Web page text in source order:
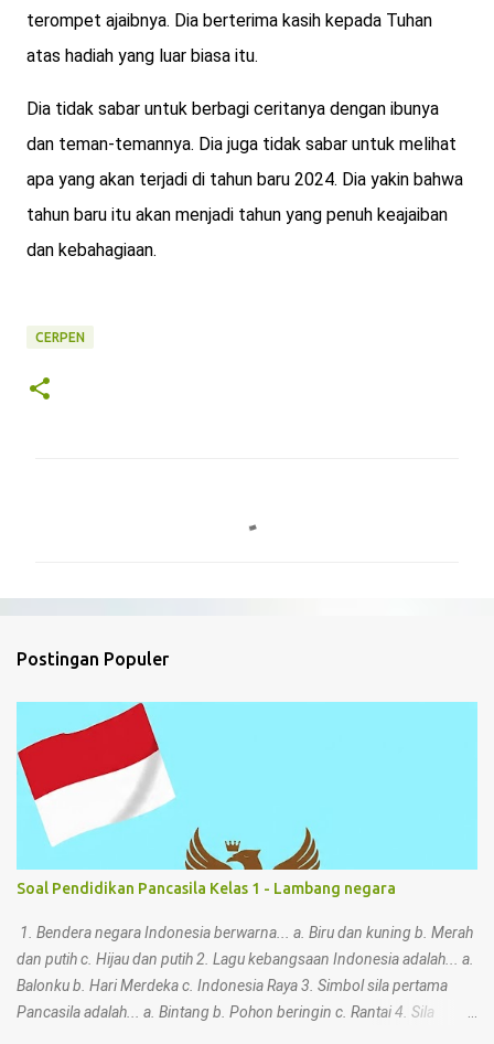
terompet ajaibnya. Dia berterima kasih kepada Tuhan
atas hadiah yang luar biasa itu.
Dia tidak sabar untuk berbagi ceritanya dengan ibunya
dan teman-temannya. Dia juga tidak sabar untuk melihat
apa yang akan terjadi di tahun baru 2024. Dia yakin bahwa
tahun baru itu akan menjadi tahun yang penuh keajaiban
dan kebahagiaan.
CERPEN
Postingan Populer
Soal Pendidikan Pancasila Kelas 1 - Lambang negara
1. Bendera negara Indonesia berwarna... a. Biru dan kuning b. Merah
dan putih c. Hijau dan putih 2. Lagu kebangsaan Indonesia adalah... a.
Balonku b. Hari Merdeka c. Indonesia Raya 3. Simbol sila pertama
Pancasila adalah... a. Bintang b. Pohon beringin c. Rantai 4. Sila